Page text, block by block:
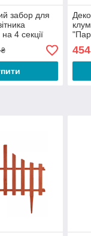
забор для
4 секції
454